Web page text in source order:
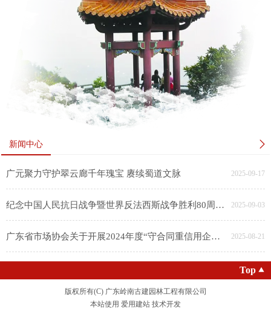
新闻中心
广元聚力守护翠云廊千年瑰宝 赓续蜀道文脉 2025-09-17
纪念中国人民抗日战争暨世界反法西斯战争胜利80周年大会在京隆重举行 天安门广场举行盛大阅兵仪式 习近平发表重要讲话并检阅受阅部队 2025-09-03
广东省市场协会关于开展2024年度“守合同重信用企业”等级评定的通知 2025-08-21
Top
版权所有(C)广东岭南古建园林工程有限公司
本站使用 爱用建站 技术开发